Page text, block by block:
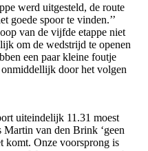
werd uitgesteld, de route
goede spoor te vinden.’’
van de vijfde etappe niet
om de wedstrijd te openen
een paar kleine foutje
door het volgen
uiteindelijk 11.31 moest
van den Brink ‘geen
komt. Onze voorsprong is